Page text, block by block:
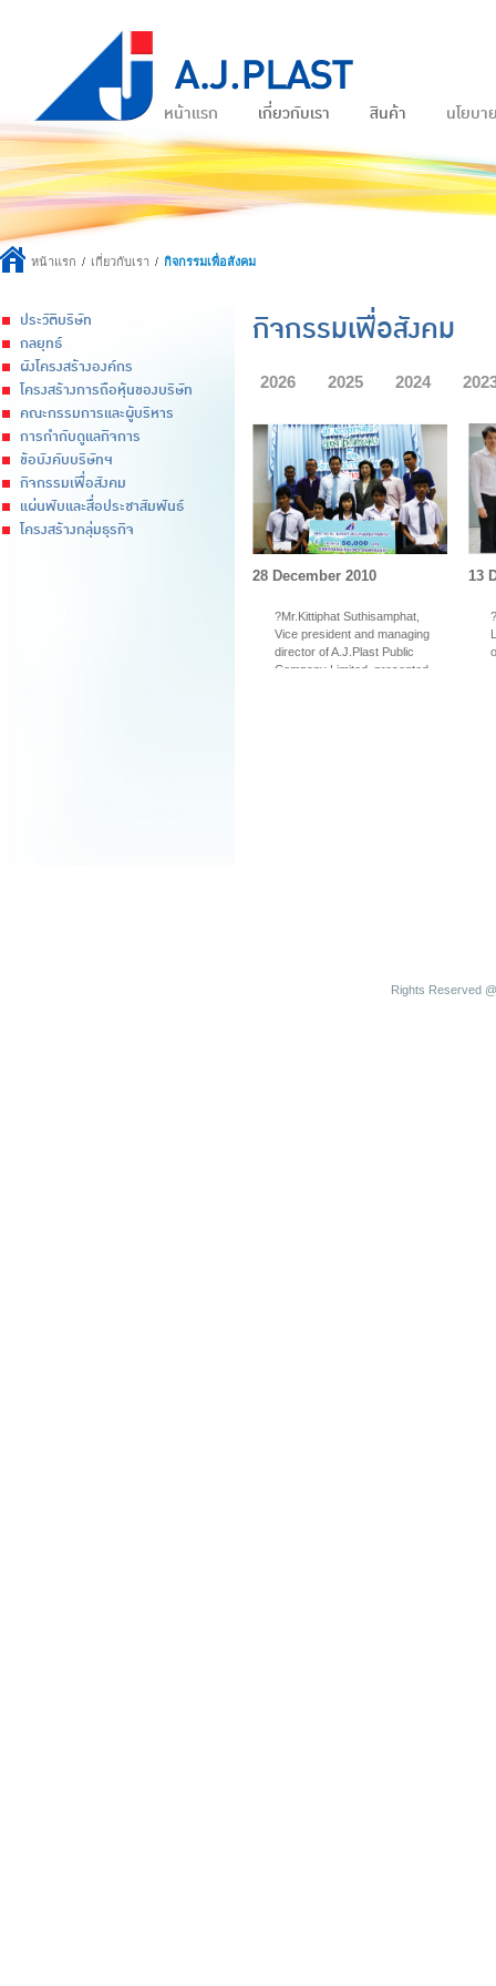
หน้าแรก เกี่ยวกับเรา สินค้า นโยบา
หน้าแรก เกี่ยวกับเรา กิจกรรมเพื่อสังคม
ประวัติบริษัท
กลยุทธ์
ผังโครงสร้างองค์กร
โครงสร้างการถือหุ้นของบริษัท
คณะกรรมการและผู้บริหาร
การกำกับดูแลกิจการ
ข้อบังคับบริษัทฯ
กิจกรรมเพื่อสังคม
แผ่นพับและสื่อประชาสัมพันธ์
โครงสร้างกลุ่มธุรกิจ
กิจกรรมเพื่อสังคม
2026 2025 2024
28 December 2010
?Mr.Kittiphat Suthisamphat,
Vice president and managing
director of A.J.Plast Public
Company Limited, presented
13
Rights Reserved